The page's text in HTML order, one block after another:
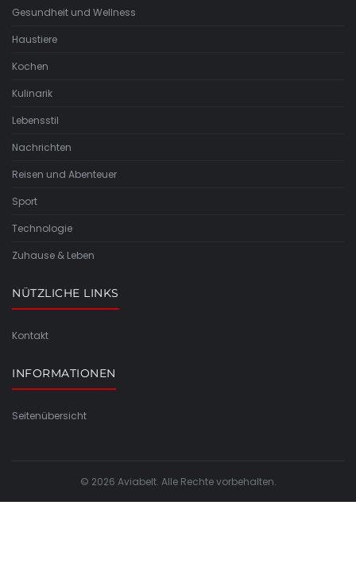
Gesundheit und Wellness
Haustiere
Kochen
Kulinarik
Lebensstil
Nachrichten
Reisen und Abenteuer
Sport
Technologie
Zuhause & Leben
NÜTZLICHE LINKS
Kontakt
INFORMATIONEN
Seitenübersicht
© 2026 Aviabelt. Alle Rechte vorbehalten.